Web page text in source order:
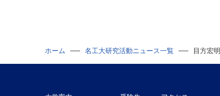
ホーム 名工大研究活動ニュース一覧 目方宏